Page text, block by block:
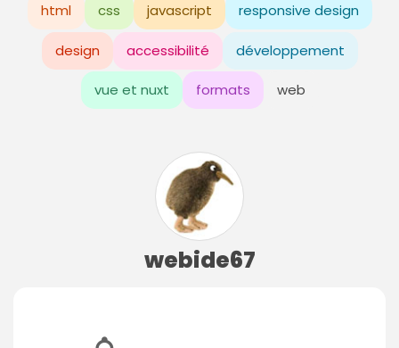
html css javascript responsive design
design accessibilité développement
vue et nuxt formats web
webide67